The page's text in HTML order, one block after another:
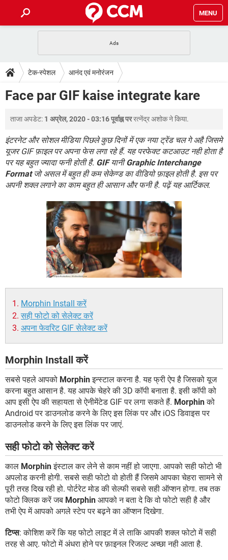
MENU
फोन पर अकाउंट बैलेंस चेक TIKTOK होम फीड मैनेज करें
WhatsApp Hack हो गया? Lucky Patcher यूज करें
टेक-स्पेशल
2020 के फ्री एंटीवायरस
बेस्ट फ्री ऑनलाइन गेम्स
डाउनलोड
FORUM
TikTok Account Freeze हो गया JioPhone में TikTok डाउनलोड
SBI बैंक अकाउंट नंबर पता करें
एनसाइक्लोपीडिया
केबल और कनेक्टर्स कंप्यूटर बस
सीरियल और पैरलल पोर्ट
टेक-स्पेशल आनंद एवं मनोरंजन
Face par GIF kaise integrate kare
ताजा अपडेट: 1 अप्रेल, 2020 - 03:16 पूर्वाह्न पररत्नेंद्र अशोकने किया.
इंटरनेट और सोशल मीडिया पिछले कुछ दिनों में एक नया ट्रेंड चल गे अहै जिसमे
यूजर GIF फ़ाइल पर अपना फेस लगा रहे हैं. यह परफेक्ट कटआउट नही होता है
पर यह बहुत ज्यादा फनी होती है. GIFयानीGraphic Interchange
Formatजो असल में बहुत ही कम सेकेण्ड का वीडियो फ़ाइल होती है. इस पर
अपनी शक्ल लगाने का काम बहुत ही आसान और फनी है. पढ़ें यह आर्टिकल.
Morphin Install करें
सही फोटो को सेलेक्ट करें
अपना फेवरिट GIF सेलेक्ट करें
Morphin Install करें
सबसे पहले आपको Morphinइन्स्टाल करना है. यह फ्री ऐप है जिसको यूज
करना बहुत आसान है. यह आपके चेहरे की 3D कॉपी बनाता है. इसी कॉपी को
आप इसी ऐप की सहायता से ऐनीमेंटेड GIF पर लगा सकते हैं. Morphinको
Android पर डाउनलोड करने के लिए इस लिंक पर और iOS डिवाइस पर
डाउनलोड करने के लिए इस लिंक पर जाएं.
सही फोटो को सेलेक्ट करें
काल Morphinइंस्टाल कर लेने से काम नहीं हो जाएगा. आपको सही फोटो भी
अपलोड करनी होगी. सबसे सही फोटो वो होती हैं जिसमे आपका चेहरा सामने से
पूरी तरह दिख रही हो. पोर्टरेट मोड की सेल्फी सबसे सही ऑप्शन होगा. तब तक
फोटो क्लिक करें जब Morphin आपको न बता दे कि वो फोटो सही है और
तभी ऐप में आपको अगले स्टेप पर बढ़ने का ऑप्शन दिखेगा.
टिप्स: कोशिश करें कि यह फोटो लाइट में ले ताकि आपकी शक्ल फोटो में सही
तरह से आए. फोटो में अंधरा होने पर फ़ाइनल रिजल्ट अच्छा नही आता है.